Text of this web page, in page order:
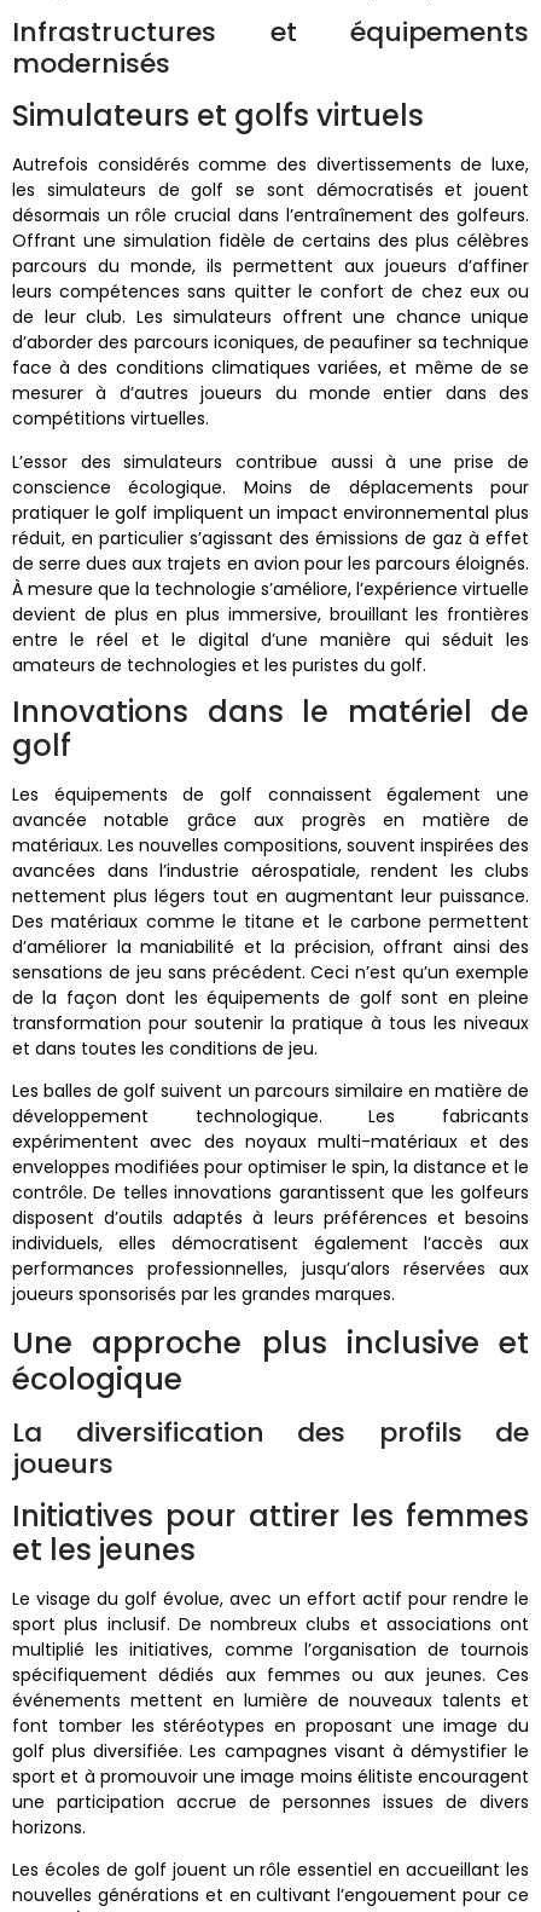
Infrastructures et équipements
modernisés
Simulateurs et golfs virtuels
Autrefois considérés comme des divertissements de luxe,
les simulateurs de golf se sont démocratisés et jouent
désormais un rôle crucial dans l’entraînement des golfeurs.
Offrant une simulation fidèle de certains des plus célèbres
parcours du monde, ils permettent aux joueurs d’affiner
leurs compétences sans quitter le confort de chez eux ou
de leur club. Les simulateurs offrent une chance unique
d’aborder des parcours iconiques, de peaufiner sa technique
face à des conditions climatiques variées, et même de se
mesurer à d’autres joueurs du monde entier dans des
compétitions virtuelles.
L’essor des simulateurs contribue aussi à une prise de
conscience écologique. Moins de déplacements pour
pratiquer le golf impliquent un impact environnemental plus
réduit, en particulier s’agissant des émissions de gaz à effet
de serre dues aux trajets en avion pour les parcours éloignés.
À mesure que la technologie s’améliore, l’expérience virtuelle
devient de plus en plus immersive, brouillant les frontières
entre le réel et le digital d’une manière qui séduit les
amateurs de technologies et les puristes du golf.
Innovations dans le matériel de
golf
Les équipements de golf connaissent également une
avancée notable grâce aux progrès en matière de
matériaux. Les nouvelles compositions, souvent inspirées des
avancées dans l’industrie aérospatiale, rendent les clubs
nettement plus légers tout en augmentant leur puissance.
Des matériaux comme le titane et le carbone permettent
d’améliorer la maniabilité et la précision, offrant ainsi des
sensations de jeu sans précédent. Ceci n’est qu’un exemple
de la façon dont les équipements de golf sont en pleine
transformation pour soutenir la pratique à tous les niveaux
et dans toutes les conditions de jeu.
Les balles de golf suivent un parcours similaire en matière de
développement technologique. Les fabricants
expérimentent avec des noyaux multi-matériaux et des
enveloppes modifiées pour optimiser le spin, la distance et le
contrôle. De telles innovations garantissent que les golfeurs
disposent d’outils adaptés à leurs préférences et besoins
individuels, elles démocratisent également l’accès aux
performances professionnelles, jusqu’alors réservées aux
joueurs sponsorisés par les grandes marques.
Une approche plus inclusive et
écologique
La diversification des profils de
joueurs
Initiatives pour attirer les femmes
et les jeunes
Le visage du golf évolue, avec un effort actif pour rendre le
sport plus inclusif. De nombreux clubs et associations ont
multiplié les initiatives, comme l’organisation de tournois
spécifiquement dédiés aux femmes ou aux jeunes. Ces
événements mettent en lumière de nouveaux talents et
font tomber les stéréotypes en proposant une image du
golf plus diversifiée. Les campagnes visant à démystifier le
sport et à promouvoir une image moins élitiste encouragent
une participation accrue de personnes issues de divers
horizons.
Les écoles de golf jouent un rôle essentiel en accueillant les
nouvelles générations et en cultivant l’engouement pour ce